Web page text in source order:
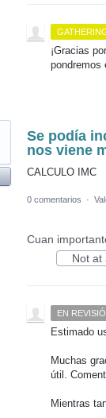
¡Gracias
pondremos
Se podía
nos viene
CALCULO IMC
0 comentarios ·
Cuan
Not at
EN
Estimado
Muchas
útil.
Mientras